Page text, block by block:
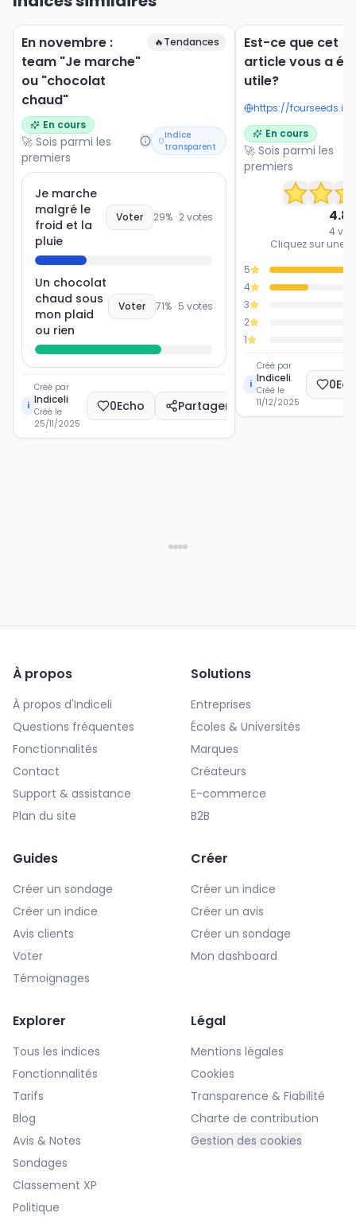
En novembre :
team "Je marche"
ou "chocolat
chaud"
🔥Tendances
En cours
🚀 Sois parmi les
premiers
Indice
transparent
Je marche
malgré le
froid et la
pluie
Voter 29% · 2votes
Un chocolat
chaud sous
mon plaid
ou rien
Voter 71% · 5 votes
i
Créé par
Indiceli
Créé le
25/11/2025
0Echo Partager
Est-ce que cet
article vous a
utile?
En cours
🚀 Sois parmi les
premiers
4.8
4
Cliquez sur une
5
4
3
2
1
i
Créé par
Indiceli
Créé le
11/12/2025
0
À propos
À propos d'Indiceli
Questions fréquentes
Fonctionnalités
Contact
Support & assistance
Plan du site
Solutions
Entreprises
Écoles & Universités
Marques
Créateurs
E-commerce
B2B
Guides
Créer un sondage
Créer un indice
Avis clients
Voter
Témoignages
Créer
Créer un indice
Créer un avis
Créer un sondage
Mon dashboard
Explorer
Tous les indices
Fonctionnalités
Tarifs
Blog
Avis & Notes
Sondages
Classement XP
Politique
Légal
Mentions légales
Cookies
Transparence & Fiabilité
Charte de contribution
Gestion des cookies